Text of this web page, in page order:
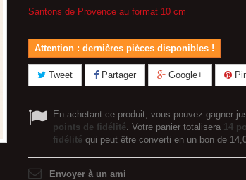
Santons de Provence au format 10 cm
Attention : dernières pièces disponibles !
Tweet Partager Google+
En achetant ce produit, vous pouvez gagner
points de fidélité . Votre panier totalisera 14
fidélité qui peut être converti en un bon de
Envoyer à un ami